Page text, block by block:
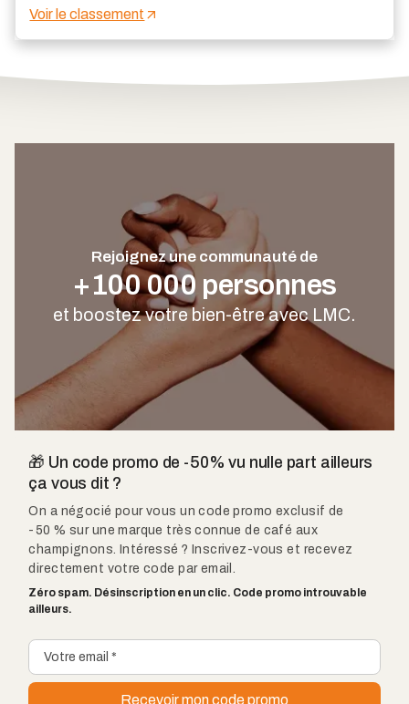
au quotidien.
Voir le classement
Rejoignez une communauté de
+100 000 personnes
et boostez votre bien-être avec LMC.
🎁 Un code promo de -50% vu nulle part ailleurs
ça vous dit ?
On a négocié pour vous un code promo exclusif de
-50 % sur une marque très connue de café aux
champignons. Intéressé ? Inscrivez-vous et recevez
directement votre code par email.
Zéro spam. Désinscription en un clic. Code promo introuvable
ailleurs.